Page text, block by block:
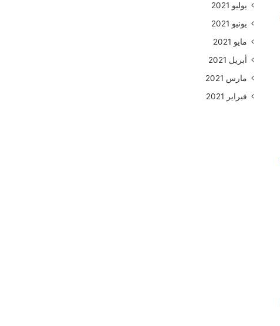
يوليو 2021
يونيو 2021
مايو 2021
أبريل 2021
مارس 2021
فبراير 2021